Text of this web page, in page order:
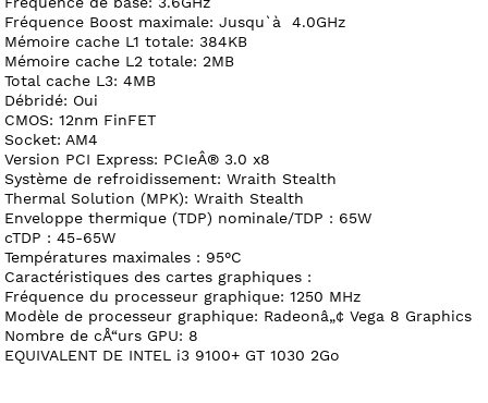
Fréquence Boost maximale: Jusqu`à 4.0GHz
Mémoire cache L1 totale: 384KB
Mémoire cache L2 totale: 2MB
Total cache L3: 4MB
Débridé: Oui
CMOS: 12nm FinFET
Socket: AM4
Version PCI Express: PCIeÂ® 3.0 x8
Système de refroidissement: Wraith Stealth
Thermal Solution (MPK): Wraith Stealth
Enveloppe thermique (TDP) nominale/TDP : 65W
cTDP : 45-65W
Températures maximales : 95°C
Caractéristiques des cartes graphiques :
Fréquence du processeur graphique: 1250 MHz
Modèle de processeur graphique: Radeonâ„¢ Vega 8 Graphics
Nombre de cÅ“urs GPU: 8
EQUIVALENT DE INTEL i3 9100+ GT 1030 2Go